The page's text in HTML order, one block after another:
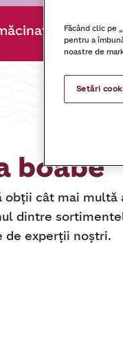
boabe
obții cât mai multă
dintre
de experții noștri.
Făcând clic pe
pentru a
noastre de
Setări